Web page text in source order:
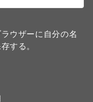
ウザーに自分の名
する。